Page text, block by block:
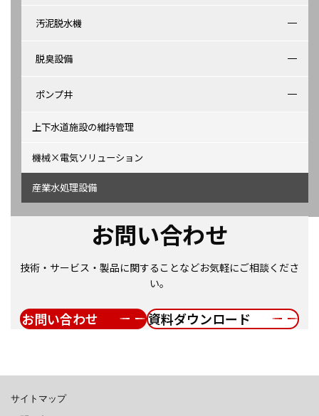
汚泥脱水機
脱臭設備
ポンプ井
上下水道施設の維持管理
機械×電気ソリューション
産業水処理設備
お問い合わせ
技術・サービス・製品に関することなどお気軽にご相談くださ
い。
お問い合わせ 資料ダウンロード
サイトマップ